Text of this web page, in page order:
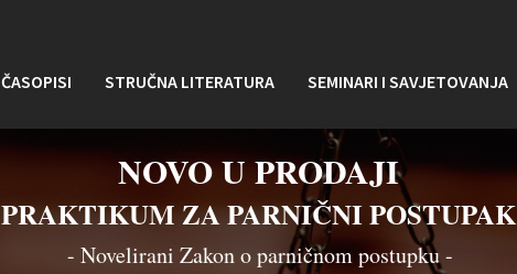
ČASOPISI STRUČNA LITERATURA SEMINARI I SAVJETOVANJA
NOVO U PRODAJI
PRAKTIKUM ZA PARNIČNI POSTUPAK
- Novelirani Zakon o parničnom postupku -